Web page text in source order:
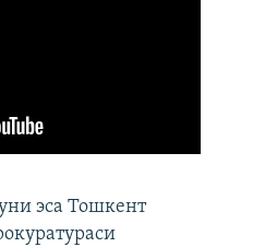
эса Тошкент